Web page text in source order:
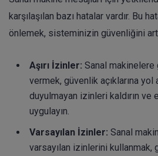
karşılaşılan bazı hatalar vardır. Bu
önlemek, sisteminizin güvenliğini
Aşırı İzinler: Sanal
vermek, güvenlik açıklarına
duyulmayan izinleri kaldırın ve
uygulayın.
Varsayılan İzinler: Sanal
varsayılan izinlerini